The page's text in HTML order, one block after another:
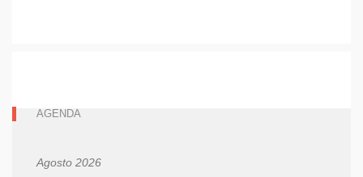
AGENDA
Agosto 2026